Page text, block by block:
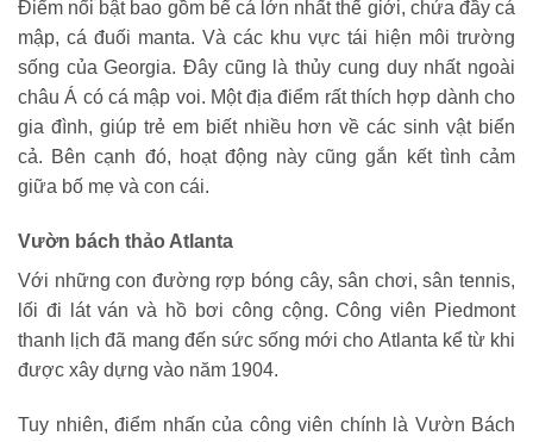
Điểm nổi bật bao gồm bể cá lớn nhất thế giới, chứa đầy cá
mập, cá đuối manta. Và các khu vực tái hiện môi trường
sống của Georgia. Đây cũng là thủy cung duy nhất ngoài
châu Á có cá mập voi. Một địa điểm rất thích hợp dành cho
gia đình, giúp trẻ em biết nhiều hơn về các sinh vật biển
cả. Bên cạnh đó, hoạt động này cũng gắn kết tình cảm
giữa bố mẹ và con cái.
Vườn bách thảo Atlanta
Với những con đường rợp bóng cây, sân chơi, sân tennis,
lối đi lát ván và hồ bơi công cộng. Công viên Piedmont
thanh lịch đã mang đến sức sống mới cho Atlanta kể từ khi
được xây dựng vào năm 1904.
Tuy nhiên, điểm nhấn của công viên chính là Vườn Bách